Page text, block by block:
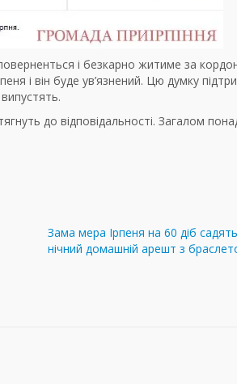
і безкарно житиме за
і він буде ув’язнений. Цю думку
до відповідальності. Загалом
Зама мера Ірпеня на 60 діб
нічний домашній арешт з